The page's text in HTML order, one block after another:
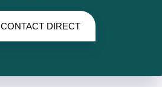
CONTACT DIRECT